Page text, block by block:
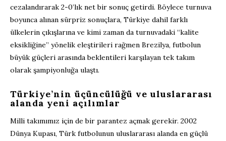
cezalandırarak 2-0’lık net bir sonuç getirdi. Böylece turnuva
boyunca alınan sürpriz sonuçlara, Türkiye dahil farklı
ülkelerin çıkışlarına ve kimi zaman da turnuvadaki “kalite
eksikliğine” yönelik eleştirileri rağmen Brezilya, futbolun
büyük güçleri arasında beklentileri karşılayan tek takım
olarak şampiyonluğa ulaştı.
Türkiye’nin üçüncülüğü ve uluslararası
alanda yeni açılımlar
Milli takımımız için de bir parantez açmak gerekir. 2002
Dünya Kupası, Türk futbolunun uluslararası alanda en güçlü